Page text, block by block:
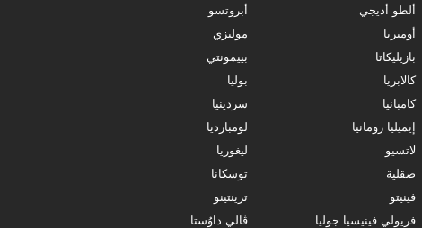
ألطو أديجي
أبروتسو
أومبريا
موليزي
بازيليكاتا
بييمونتي
كالابريا
بوليا
كامبانيا
سردينيا
إيميليا رومانيا
لومبارديا
لاتسيو
ليغوريا
صقلية
توسكانا
فينيتو
ترينتينو
فريولي فينيسيا جوليا
ڤالي داوُستا